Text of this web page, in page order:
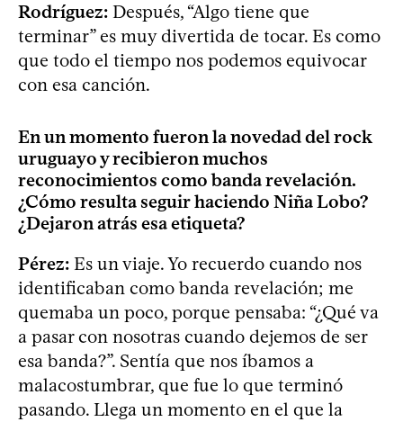
Rodríguez: Después, “Algo tiene que
terminar” es muy divertida de tocar. Es como
que todo el tiempo nos podemos equivocar
con esa canción.
En un momento fueron la novedad del rock
uruguayo y recibieron muchos
reconocimientos como banda revelación.
¿Cómo resulta seguir haciendo Niña Lobo?
¿Dejaron atrás esa etiqueta?
Pérez: Es un viaje. Yo recuerdo cuando nos
identificaban como banda revelación; me
quemaba un poco, porque pensaba: “¿Qué va
a pasar con nosotras cuando dejemos de ser
esa banda?”. Sentía que nos íbamos a
malacostumbrar, que fue lo que terminó
pasando. Llega un momento en el que la